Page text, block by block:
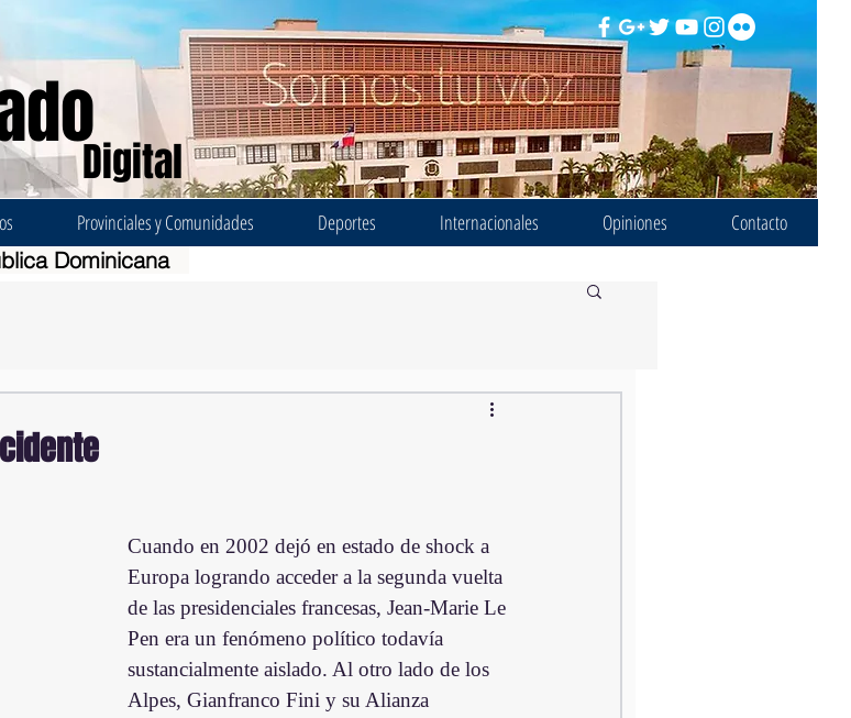
Digital
Provinciales y Comunidades Deportes Internacionales Opiniones Contacto
Dominicana
Cuando en 2002 dejó en estado de shock a
Europa logrando acceder a la segunda vuelta
de las presidenciales francesas, Jean-Marie Le
Pen era un fenómeno político todavía
sustancialmente aislado. Al otro lado de los
Alpes, Gianfranco Fini y su Alianza